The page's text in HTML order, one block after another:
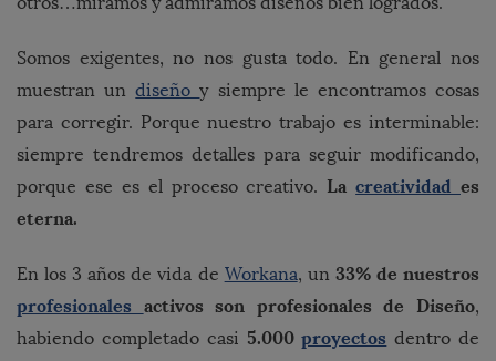
Somos exigentes, no nos gusta todo. En general nos
muestran undiseñoy siempre le encontramos cosas
para corregir. Porque nuestro trabajo es interminable:
siempre tendremos detalles para seguir modificando,
porque ese es el proceso creativo. Lacreatividad es
eterna.
En los 3 años de vida de Workana, un 33% de nuestros
profesionales activos son profesionales de Diseño,
habiendo completado casi 5.000proyectos dentro de